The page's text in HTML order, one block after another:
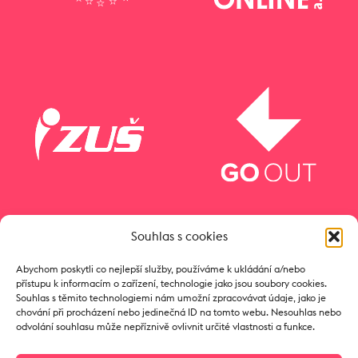
Souhlas s cookies
Abychom poskytli co nejlepší služby, používáme k ukládání a/nebo
přístupu k informacím o zařízení, technologie jako jsou soubory cookies.
Souhlas s těmito technologiemi nám umožní zpracovávat údaje, jako je
chování při procházení nebo jedinečná ID na tomto webu. Nesouhlas nebo
odvolání souhlasu může nepříznivě ovlivnit určité vlastnosti a funkce.